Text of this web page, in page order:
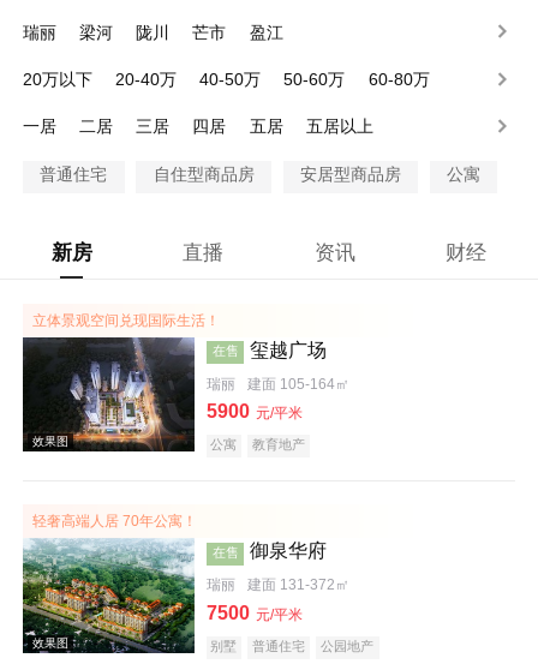
瑞丽 梁河 陇川 芒市 盈江
20万以下 20-40万 40-50万 50-60万
60-80万
一居
二居 三居 四居 五居 五居以上
普通住宅 自住型商品房 安居型商品房 公寓
新房 直播 资讯 财经
立体景观空间兑现国际生活！
在售 玺越广场
瑞丽 建面 105-164㎡
5900 元/平米
公寓 教育地产
轻奢高端人居 70年公寓！
在售 御泉华府
瑞丽 建面 131-372㎡
7500 元/平米
别墅 普通住宅 公园地产